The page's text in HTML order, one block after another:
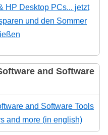
HP Desktop PCs... jetzt
und den Sommer
and Software
and Software Tools
and more (in english)